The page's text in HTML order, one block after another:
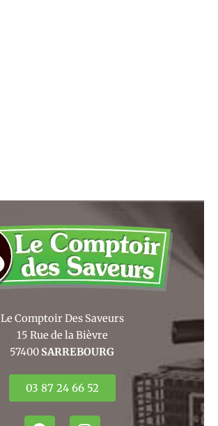
Le Comptoir Des Saveurs
15 Rue de la Bièvre
57400 SARREBOURG
03 87 24 66 52